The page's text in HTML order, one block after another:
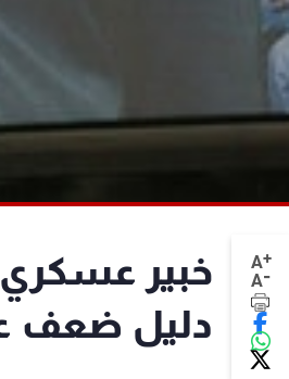
A+
A-
خبير عسكري
دليل ضعف